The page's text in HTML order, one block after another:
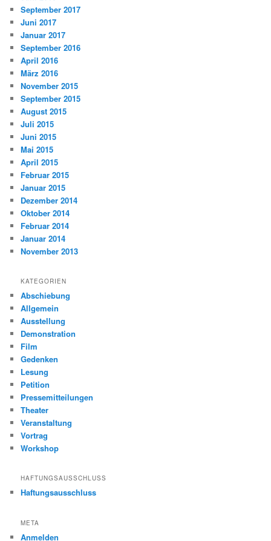
September 2017
Juni 2017
Januar 2017
September 2016
April 2016
März 2016
November 2015
September 2015
August 2015
Juli 2015
Juni 2015
Mai 2015
April 2015
Februar 2015
Januar 2015
Dezember 2014
Oktober 2014
Februar 2014
Januar 2014
November 2013
KATEGORIEN
Abschiebung
Allgemein
Ausstellung
Demonstration
Film
Gedenken
Lesung
Petition
Pressemitteilungen
Theater
Veranstaltung
Vortrag
Workshop
HAFTUNGSAUSSCHLUSS
Haftungsausschluss
META
Anmelden